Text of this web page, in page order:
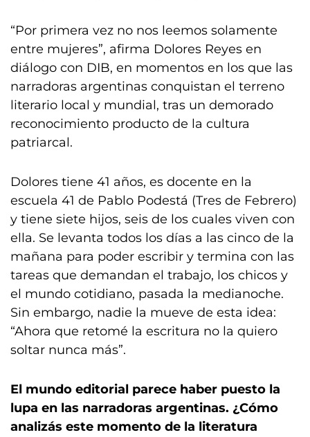
“Por primera vez no nos leemos solamente
entre mujeres”, afirma Dolores Reyes en
diálogo con DIB, en momentos en los que las
narradoras argentinas conquistan el terreno
literario local y mundial, tras un demorado
reconocimiento producto de la cultura
patriarcal.
Dolores tiene 41 años, es docente en la
escuela 41 de Pablo Podestá (Tres de Febrero)
y tiene siete hijos, seis de los cuales viven con
ella. Se levanta todos los días a las cinco de la
mañana para poder escribir y termina con las
tareas que demandan el trabajo, los chicos y
el mundo cotidiano, pasada la medianoche.
Sin embargo, nadie la mueve de esta idea:
“Ahora que retomé la escritura no la quiero
soltar nunca más”.
El mundo editorial parece haber puesto la
lupa en las narradoras argentinas. ¿Cómo
analizás este momento de la literatura